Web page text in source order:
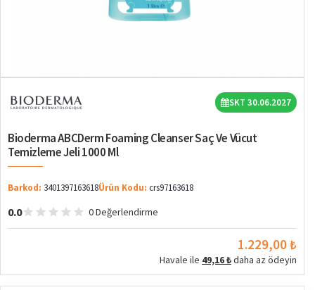
SKT 30.06.2027
Bioderma ABCDerm Foaming Cleanser Saç Ve Vücut
Temizleme Jeli 1000 Ml
Barkod: 3401397163618Ürün Kodu: crs97163618
0.0 0 Değerlendirme
1.229,00 ₺
Havale ile 49,16 ₺daha az ödeyin